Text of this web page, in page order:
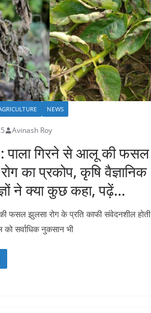
NEWS
Avinash Roy
पाला गिरने से आलू की फसल
का प्रकोप, कृषि वैज्ञानिक
ने क्या कुछ कहा, पढ़ें…
फसल झुलसा रोग के प्रति काफी संवेदनशील होती
सर्वाधिक नुकसान भी